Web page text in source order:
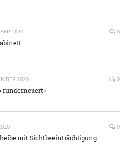
2020 0
2020 0
runderneuert«
0
mit Sichtbeeinträchtigung